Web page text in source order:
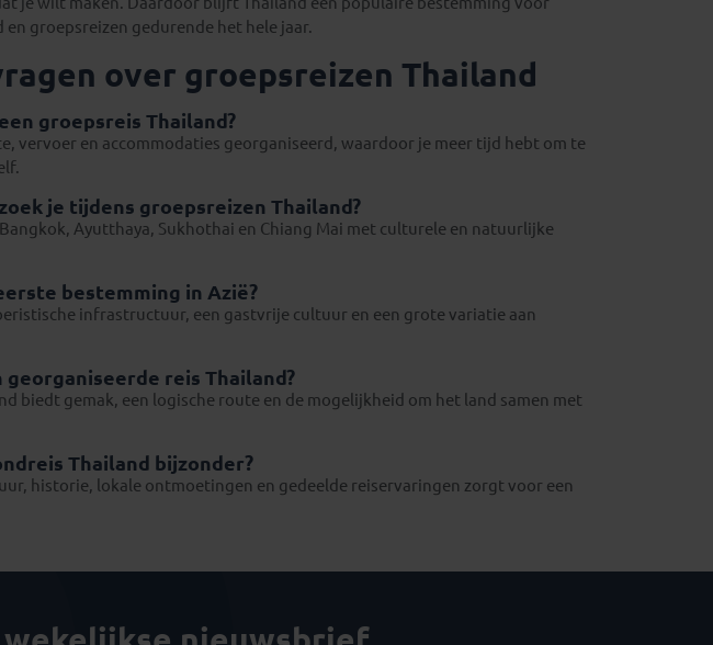
groepsreizen gedurende het hele jaar.
over groepsreizen Thailand
groepsreis Thailand?
vervoer en accommodaties georganiseerd, waardoor je meer tijd hebt om te
je tijdens groepsreizen Thailand?
Ayutthaya, Sukhothai en Chiang Mai met culturele en natuurlijke
bestemming in Azië?
infrastructuur, een gastvrije cultuur en een grote variatie aan
georganiseerde reis Thailand?
biedt gemak, een logische route en de mogelijkheid om het land samen met
Thailand bijzonder?
historie, lokale ontmoetingen en gedeelde reiservaringen zorgt voor een